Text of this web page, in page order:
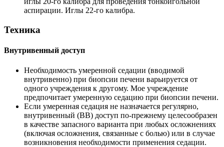
аспирации. Иглы 22-го калибра.
Техника
Внутривенный доступ
Необходимость умеренной седации (вводимой
внутривенно) при биопсии печени варьируется от
одного учреждения к другому. Мое учреждение
предпочитает умеренную седацию при биопсии печени.
Если умеренная седация не назначается регулярно,
внутривенный (ВВ) доступ по-прежнему целесообразен
в качестве запасного варианта при любых осложнениях
(включая осложнения, связанные с болью) или в случае
возникновения необходимости применения седации.